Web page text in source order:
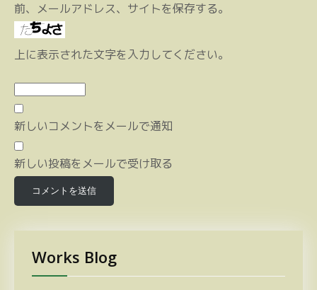
前、メールアドレス、サイトを保存する。
上に表示された文字を入力してください。
新しいコメントをメールで通知
新しい投稿をメールで受け取る
Works Blog